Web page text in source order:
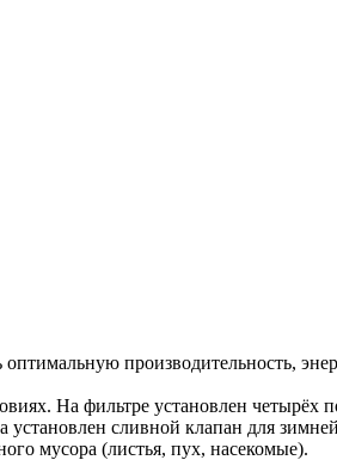
производительность,
На фильтре установлен четырёх
сливной клапан для
мусора (листья, пух, насекомые).